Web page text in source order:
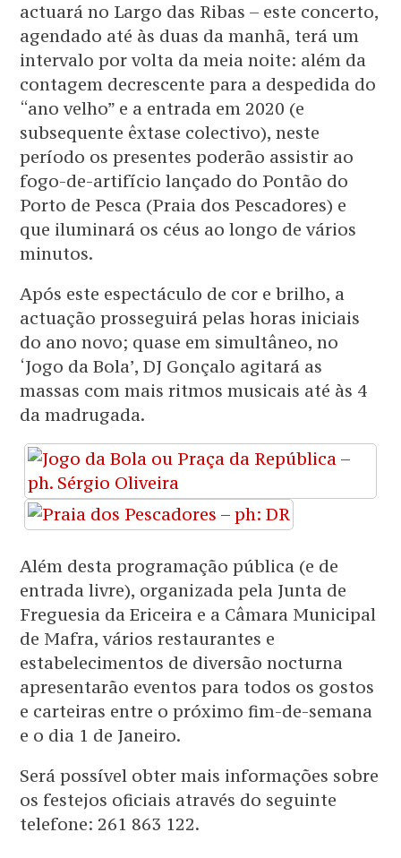
actuará no Largo das Ribas – este concerto,
agendado até às duas da manhã, terá um
intervalo por volta da meia noite: além da
contagem decrescente para a despedida do
“ano velho” e a entrada em 2020 (e
subsequente êxtase colectivo), neste
período os presentes poderão assistir ao
fogo-de-artifício lançado do Pontão do
Porto de Pesca (Praia dos Pescadores) e
que iluminará os céus ao longo de vários
minutos.
Após este espectáculo de cor e brilho, a
actuação prosseguirá pelas horas iniciais
do ano novo; quase em simultâneo, no
‘Jogo da Bola’, DJ Gonçalo agitará as
massas com mais ritmos musicais até às 4
da madrugada.
Além desta programação pública (e de
entrada livre), organizada pela Junta de
Freguesia da Ericeira e a Câmara Municipal
de Mafra, vários restaurantes e
estabelecimentos de diversão nocturna
apresentarão eventos para todos os gostos
e carteiras entre o próximo fim-de-semana
e o dia 1 de Janeiro.
Será possível obter mais informações sobre
os festejos oficiais através do seguinte
telefone: 261 863 122.